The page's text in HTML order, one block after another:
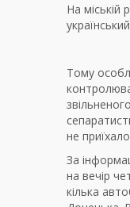
На міській
Тому
не
За
на вечір
кілька